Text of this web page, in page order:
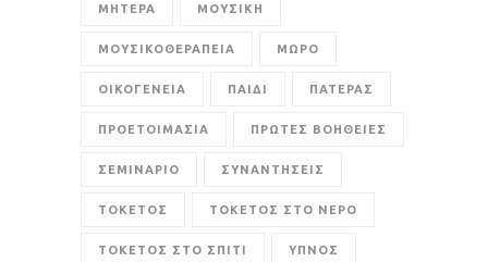
ΜΗΤΕΡΑ ΜΟΥΣΙΚΗ
ΜΟΥΣΙΚΟΘΕΡΑΠΕΙΑ ΜΩΡΟ
ΟΙΚΟΓΕΝΕΙΑ ΠΑΙΔΙ ΠΑΤΕΡΑΣ
ΠΡΟΕΤΟΙΜΑΣΙΑ ΠΡΩΤΕΣ ΒΟΗΘΕΙΕΣ
ΣΕΜΙΝΑΡΙΟ ΣΥΝΑΝΤΗΣΕΙΣ
ΤΟΚΕΤΟΣ ΤΟΚΕΤΟΣ ΣΤΟ ΝΕΡΟ
ΤΟΚΕΤΟΣ ΣΤΟ ΣΠΙΤΙ ΥΠΝΟΣ